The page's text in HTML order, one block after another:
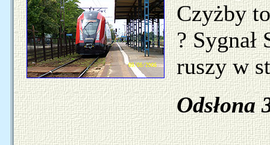
Czyżby
? Sygnał
ruszy w
Odsłona